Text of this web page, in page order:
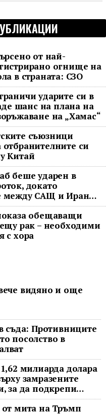
от най-
огнище на
в страната: СЗО
ударите си в
шанс на плана на
на „Хамас“
съюзници
отбранителните си
Китай
беше ударен в
докато
между САЩ и Иран
обещаващи
рак – необходими
с хора
видяно и още
съда: Противниците
посолство в
милиарда долара
замразените
за да подкрепи
мита на Тръмп